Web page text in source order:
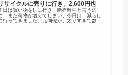
サイクルに売りに行き、2,600円也
日は買い物をしに行き、断捨離中と言うの
、また荷物が増えてしまい、今日は、減らし
行ってきました。元同僚が、太りすぎて数年